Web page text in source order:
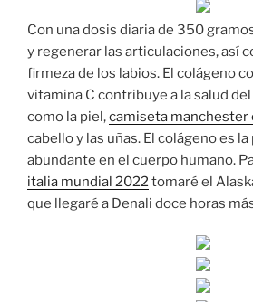
Con una dosis diaria de 350
y regenerar las articulaciones, así
firmeza de los labios. El colágeno
vitamina C contribuye a la salud
como la piel,camiseta manchester
cabello y las uñas. El colágeno es
abundante en el cuerpo humano.
italia mundial 2022tomaré el
que llegaré a Denali doce horas